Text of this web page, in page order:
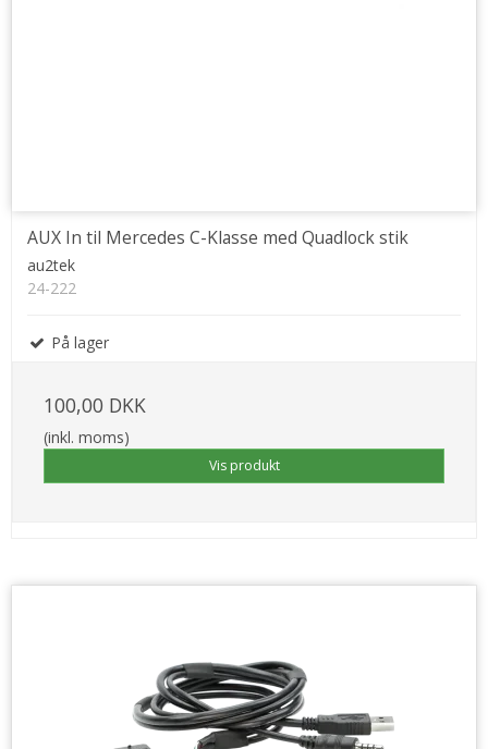
AUX In til Mercedes C-Klasse med Quadlock stik
au2tek
24-222
På lager
100,00 DKK
(inkl. moms)
Vis produkt